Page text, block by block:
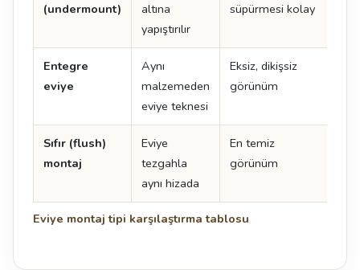
Eviye montaj tipi karşılaştırma tablosu
(undermount)
altına
yapıştırılır
süpürmesi kolay
Entegre
eviye
Aynı
malzemeden
eviye teknesi
Eksiz, dikişsiz
görünüm
Sıfır (flush)
montaj
Eviye
tezgahla
aynı hizada
En temiz
görünüm